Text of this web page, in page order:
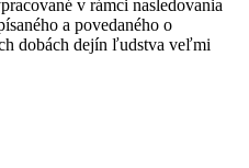
v rámci nasledovania
a povedaného o
dobách dejín ľudstva veľmi